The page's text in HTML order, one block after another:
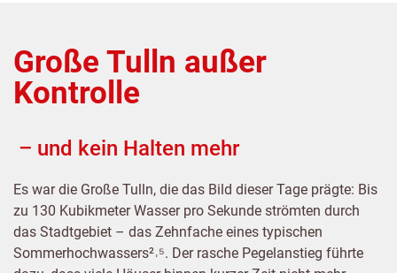
Große Tulln außer
Kontrolle
– und kein Halten mehr
Es war die Große Tulln, die das Bild dieser Tage prägte: Bis
zu 130 Kubikmeter Wasser pro Sekunde strömten durch
das Stadtgebiet – das Zehnfache eines typischen
Sommerhochwassers²˒⁵. Der rasche Pegelanstieg führte